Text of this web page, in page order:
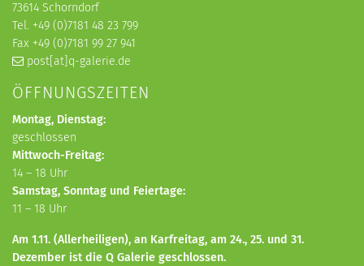
73614 Schorndorf
Tel. +49 (0)7181 48 23 799
Fax +49 (0)7181 99 27 941
post[at]q-galerie.de
ÖFFNUNGSZEITEN
Montag, Dienstag:
geschlossen
Mittwoch-Freitag:
14 – 18 Uhr
Samstag, Sonntag und Feiertage:
11 – 18 Uhr
Am 1.11. (Allerheiligen), an Karfreitag, am 24., 25. und 31.
Dezember ist die Q Galerie geschlossen.